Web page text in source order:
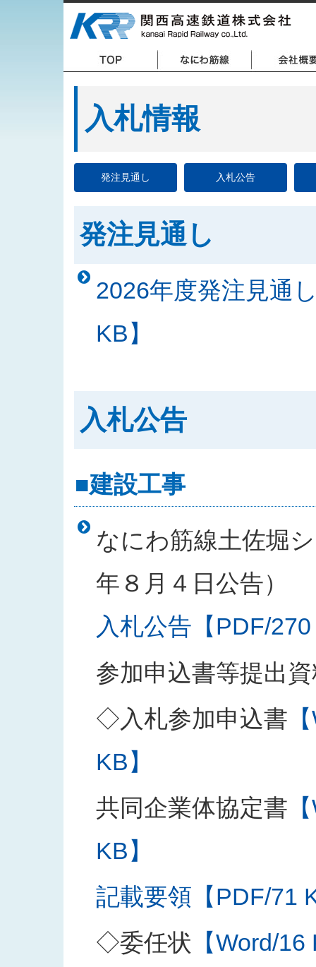
入札情報
発注見通し 入札公告
発注見通し
2026年度発注見通
KB】
入札公告
■建設工事
なにわ筋線土佐堀
年８月４日公告）
入札公告【PDF/
参加申込書等提出
◇入札参加申込書
KB】
共同企業体協定書
KB】
記載要領【PDF/71
◇委任状 【Word/